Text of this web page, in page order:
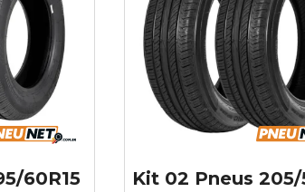
60R15
Kit 02 Pneus 205/